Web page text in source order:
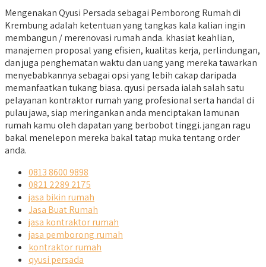
Mengenakan Qyusi Persada sebagai Pemborong Rumah di
Krembung adalah ketentuan yang tangkas kala kalian ingin
membangun / merenovasi rumah anda. khasiat keahlian,
manajemen proposal yang efisien, kualitas kerja, perlindungan,
dan juga penghematan waktu dan uang yang mereka tawarkan
menyebabkannya sebagai opsi yang lebih cakap daripada
memanfaatkan tukang biasa. qyusi persada ialah salah satu
pelayanan kontraktor rumah yang profesional serta handal di
pulau jawa, siap meringankan anda menciptakan lamunan
rumah kamu oleh dapatan yang berbobot tinggi. jangan ragu
bakal menelepon mereka bakal tatap muka tentang order
anda.
0813 8600 9898
0821 2289 2175
jasa bikin rumah
Jasa Buat Rumah
jasa kontraktor rumah
jasa pemborong rumah
kontraktor rumah
qyusi persada